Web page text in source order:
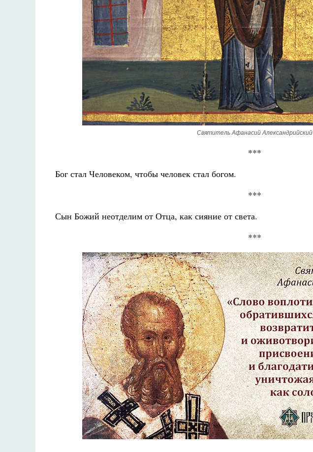
Святитель Афанасий Александрийский
***
Бог стал Человеком, чтобы человек стал богом.
***
Сын Божий неотделим от Отца, как сияние от света.
***